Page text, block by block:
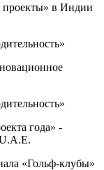
в Индии
года» -
.A.E.
«Гольф-клубы»